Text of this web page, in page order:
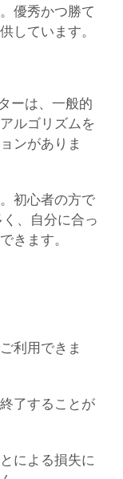
優秀かつ勝て
しています。
ーは、一般的
ルゴリズムを
ンがありま
初心者の方で
、自分に合っ
きます。
利用できま
了することが
による損失に